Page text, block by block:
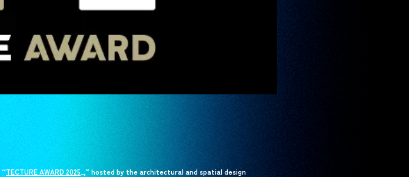
“TECTURE AWARD 2025
TECTURE AWARD 2025 ,” hosted by the architectural and spatial design